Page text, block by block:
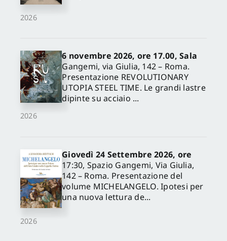
2026
2026
6 novembre 2026, ore 17.00, Sala
Gangemi, via Giulia, 142 – Roma.
Presentazione REVOLUTIONARY
UTOPIA STEEL TIME. Le grandi lastre
dipinte su acciaio ...
2026
Giovedì 24 Settembre 2026, ore
17:30, Spazio Gangemi, Via Giulia,
142 – Roma. Presentazione del
volume MICHELANGELO. Ipotesi per
una nuova lettura de...